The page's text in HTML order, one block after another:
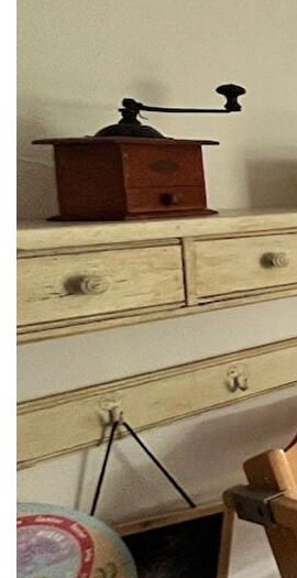
performance énergétique en classe
équilibre entre charme ancien et
À l'extérieur, le terrain d'environ 14
écrin de verdure. Une magnifique
cadre naturel et bénéficie d'une vue
campagne environnante, créant un
privilégié. La grande terrasse
des beaux jours et d'organiser
partage en plein air. Le vaste jardin,
garage et de nombreuses places de
extérieures renforcent la praticité du
cave, un cellier et diverses pièces
complètent l'ensemble, pour une
espaces.
Cette propriété de grand standing,
niveaux, séduit par son caractère,
et son potentiel. Elle s'adresse aussi
à la recherche d'une résidence
accueillante, qu'à un projet d'accueil